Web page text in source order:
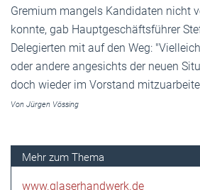
Gremium mangels Kandidaten nicht
konnte, gab Hauptgeschäftsführer
Delegierten mit auf den Weg:
oder andere angesichts der neuen
doch wieder im Vorstand
Von Jürgen Vössing
www.glaserhandwerk.de